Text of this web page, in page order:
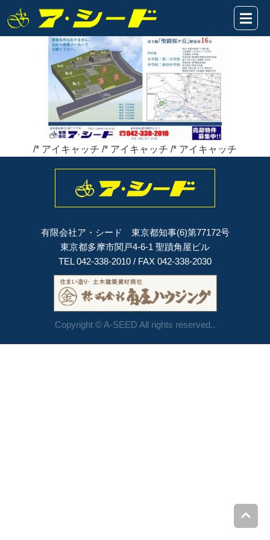
和田9区画★販売図HP2024.12.15 2024年12月15日
/* アイキャッチ /* アイキャッチ /* アイキャッチ
有限会社ア・シード 東京都知事(6)第77172号
東京都多摩市関戸4-6-1 聖蹟角屋ビル
TEL 042-338-2010 / FAX 042-338-2030
Copyright © A-SEED All rights reserved..